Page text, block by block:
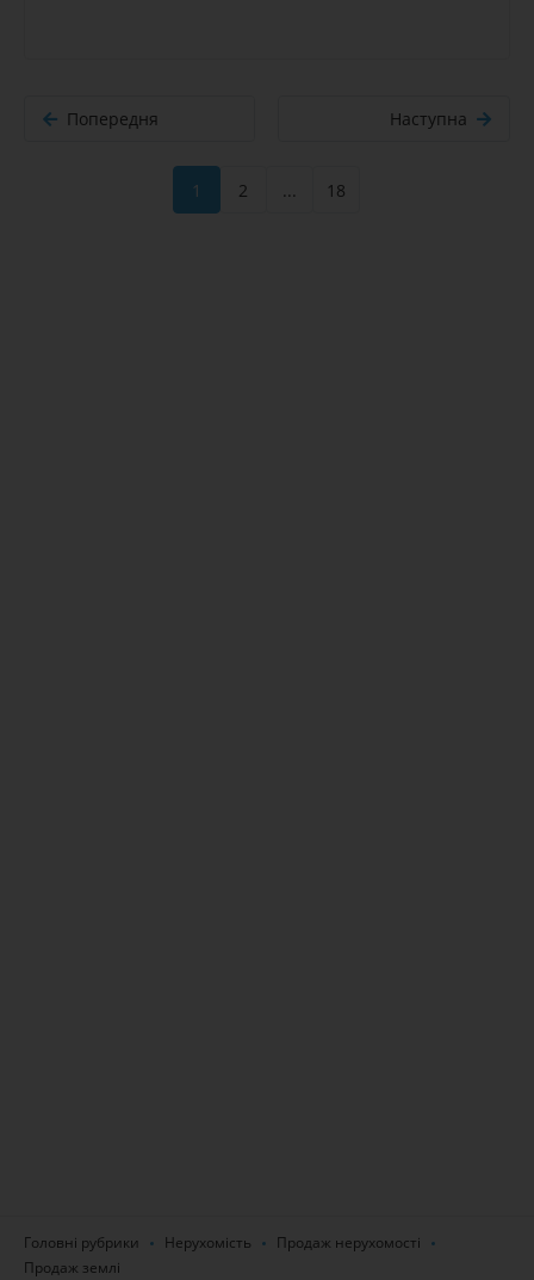
Попередня Наступна
1 2 ... 18
Головні рубрики Нерухомість
Продаж нерухомості
Продаж землі